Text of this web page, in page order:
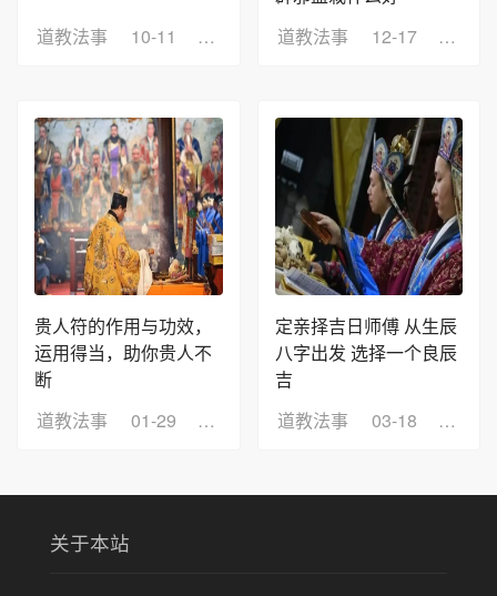
道教法事 10-11 浏览：12
道教法事
12-17 浏览
贵人符的作用与功效，
运用得当，助你贵人不
断
道教法事
01-29 浏览：15
定亲择吉日师傅 从生辰
八字出发 选择一个良辰
吉
道教法事
03-18 浏览
关于本站